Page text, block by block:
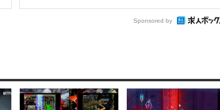
Sponsored by